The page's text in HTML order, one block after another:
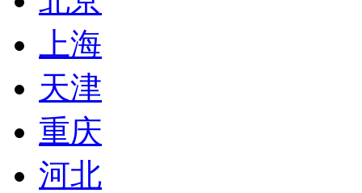
上海
天津
重庆
河北